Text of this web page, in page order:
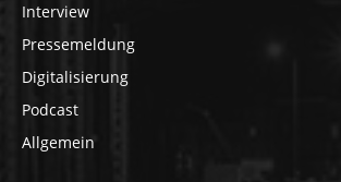
Interview
Pressemeldung
Digitalisierung
Podcast
Allgemein